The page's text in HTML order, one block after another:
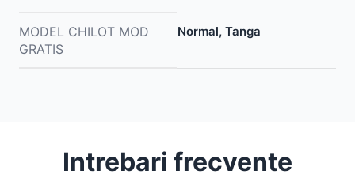
MODEL CHILOT MOD
GRATIS
Normal, Tanga
Intrebari frecvente